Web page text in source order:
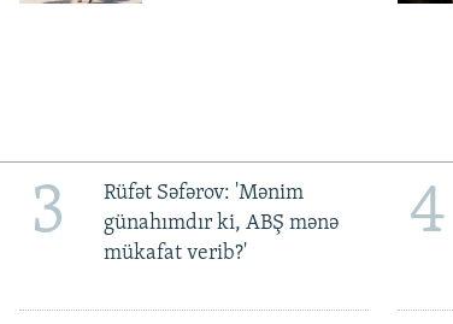
3
Rüfət Səfərov: 'Mənim
günahımdır ki, ABŞ mənə
mükafat verib?'
4